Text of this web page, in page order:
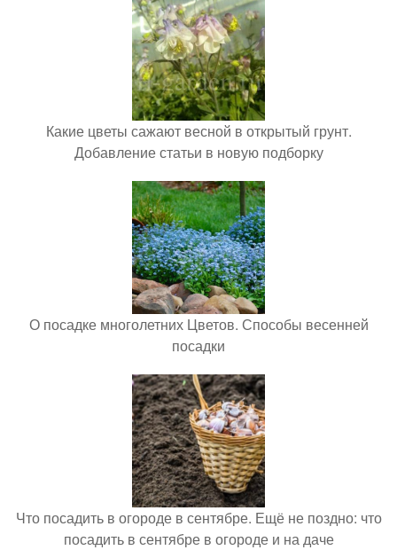
Какие цветы сажают весной в открытый грунт.
Добавление статьи в новую подборку
О посадке многолетних Цветов. Способы весенней
посадки
Что посадить в огороде в сентябре. Ещё не поздно: что
посадить в сентябре в огороде и на даче